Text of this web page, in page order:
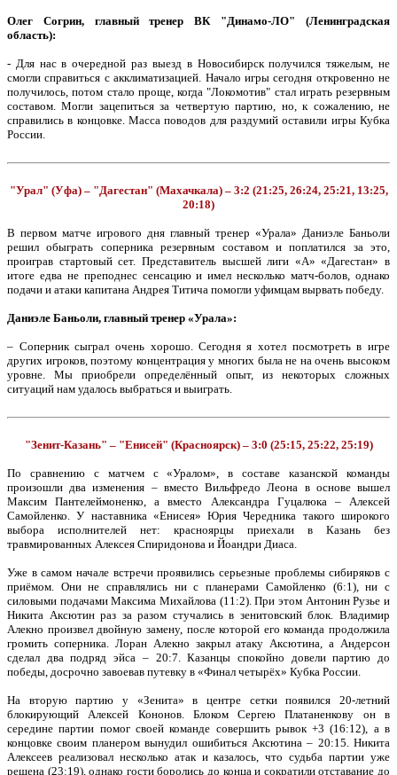
Олег Согрин, главный тренер ВК "Динамо-ЛО" (Ленинградская
область):
- Для нас в очередной раз выезд в Новосибирск получился тяжелым, не
смогли справиться с акклиматизацией. Начало игры сегодня откровенно не
получилось, потом стало проще, когда "Локомотив" стал играть резервным
составом. Могли зацепиться за четвертую партию, но, к сожалению, не
справились в концовке. Масса поводов для раздумий оставили игры Кубка
России.
"Урал" (Уфа) – "Дагестан" (Махачкала) – 3:2 (21:25, 26:24, 25:21, 13:25,
20:18)
В первом матче игрового дня главный тренер «Урала» Даниэле Баньоли
решил обыграть соперника резервным составом и поплатился за это,
проиграв стартовый сет. Представитель высшей лиги «А» «Дагестан» в
итоге едва не преподнес сенсацию и имел несколько матч-болов, однако
подачи и атаки капитана Андрея Титича помогли уфимцам вырвать победу.
Даниэле Баньоли, главный тренер «Урала»:
– Соперник сыграл очень хорошо. Сегодня я хотел посмотреть в игре
других игроков, поэтому концентрация у многих была не на очень высоком
уровне. Мы приобрели определённый опыт, из некоторых сложных
ситуаций нам удалось выбраться и выиграть.
"Зенит-Казань" – "Енисей" (Красноярск) – 3:0 (25:15, 25:22, 25:19)
По сравнению с матчем с «Уралом», в составе казанской команды
произошли два изменения – вместо Вильфредо Леона в основе вышел
Максим Пантелеймоненко, а вместо Александра Гуцалюка – Алексей
Самойленко. У наставника «Енисея» Юрия Чередника такого широкого
выбора исполнителей нет: красноярцы приехали в Казань без
травмированных Алексея Спиридонова и Йоандри Диаса.
Уже в самом начале встречи проявились серьезные проблемы сибиряков с
приёмом. Они не справлялись ни с планерами Самойленко (6:1), ни с
силовыми подачами Максима Михайлова (11:2). При этом Антонин Рузье и
Никита Аксютин раз за разом стучались в зенитовский блок. Владимир
Алекно произвел двойную замену, после которой его команда продолжила
громить соперника. Лоран Алекно закрыл атаку Аксютина, а Андерсон
сделал два подряд эйса – 20:7. Казанцы спокойно довели партию до
победы, досрочно завоевав путевку в «Финал четырёх» Кубка России.
На вторую партию у «Зенита» в центре сетки появился 20-летний
блокирующий Алексей Кононов. Блоком Сергею Платаненкову он в
середине партии помог своей команде совершить рывок +3 (16:12), а в
концовке своим планером вынудил ошибиться Аксютина – 20:15. Никита
Алексеев реализовал несколько атак и казалось, что судьба партии уже
решена (23:19), однако гости боролись до конца и сократили отставание до